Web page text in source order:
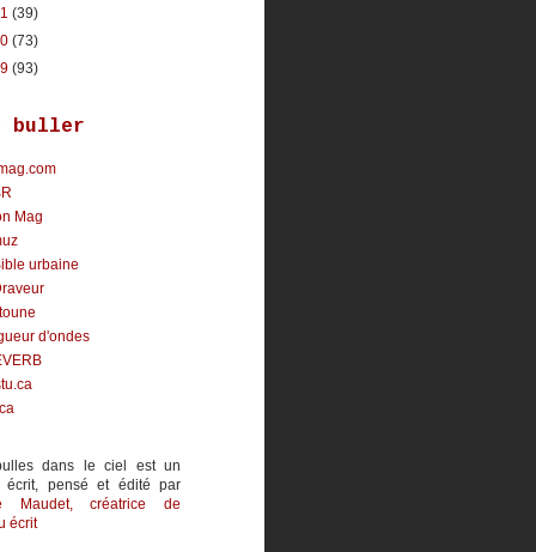
(39)
(73)
(93)
buller
Mag
urbaine
d'ondes
dans le ciel est un
écrit, pensé et édité par
Maudet, créatrice de
écrit